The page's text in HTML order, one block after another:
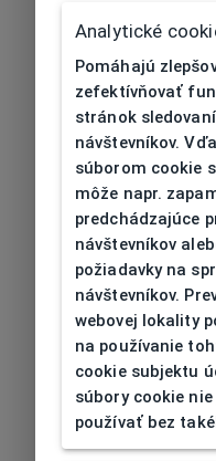
404|
Analytické
Pomáhajú
zefektívňovať
stránok
návštevníkov.
súborom cookie
môže napr.
predchádzajúce
návštevníkov
požiadavky na
návštevníkov.
webovej lokality
na používanie
cookie subjektu
súbory cookie
používať bez